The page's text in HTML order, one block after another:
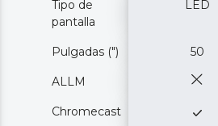
Tipo de
pantalla
LED
Pulgadas (") 50
ALLM
Chromecast